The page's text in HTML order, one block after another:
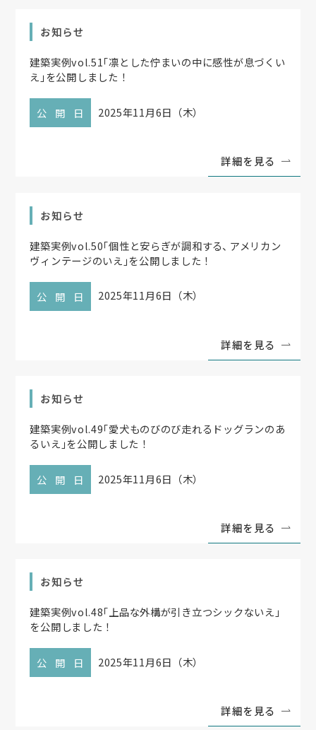
お知らせ
建築実例vol.51「凛とした佇まいの中に感性が息づくい
え 」を公開しました！
公開日 2025年11月6日（木）
詳細を見る
お知らせ
建築実例vol.50「個性と安らぎが調和する、アメリカン
ヴィンテージのいえ 」を公開しました！
公開日 2025年11月6日（木）
詳細を見る
お知らせ
建築実例vol.49「愛犬ものびのび走れるドッグランのあ
るいえ 」を公開しました！
公開日 2025年11月6日（木）
詳細を見る
お知らせ
建築実例vol.48「上品な外構が引き立つシックないえ 」
を公開しました！
公開日 2025年11月6日（木）
詳細を見る